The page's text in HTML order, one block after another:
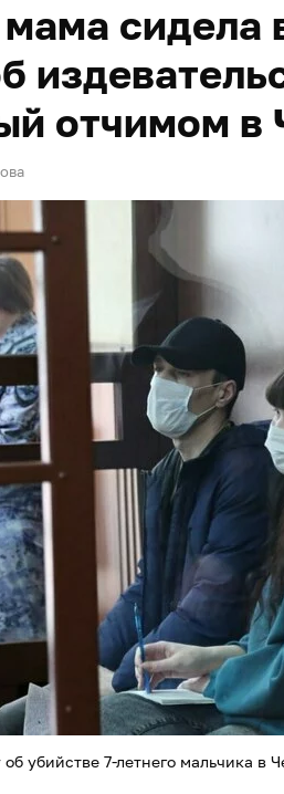
сидела
отчимом в
убийстве 7-летнего мальчика в